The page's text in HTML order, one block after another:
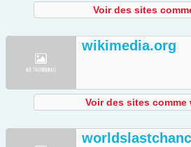
Voir des sites
wikimedia.org
Voir des sites comme